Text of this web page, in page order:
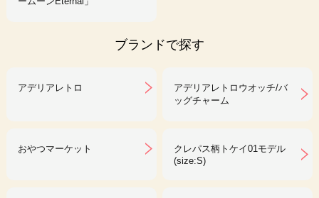
ブランドで探す
アデリアレトロ
アデリアレトロウオッチ/バ
ッグチャーム
おやつマーケット
クレパス柄トケイ01モデル
(size:S)